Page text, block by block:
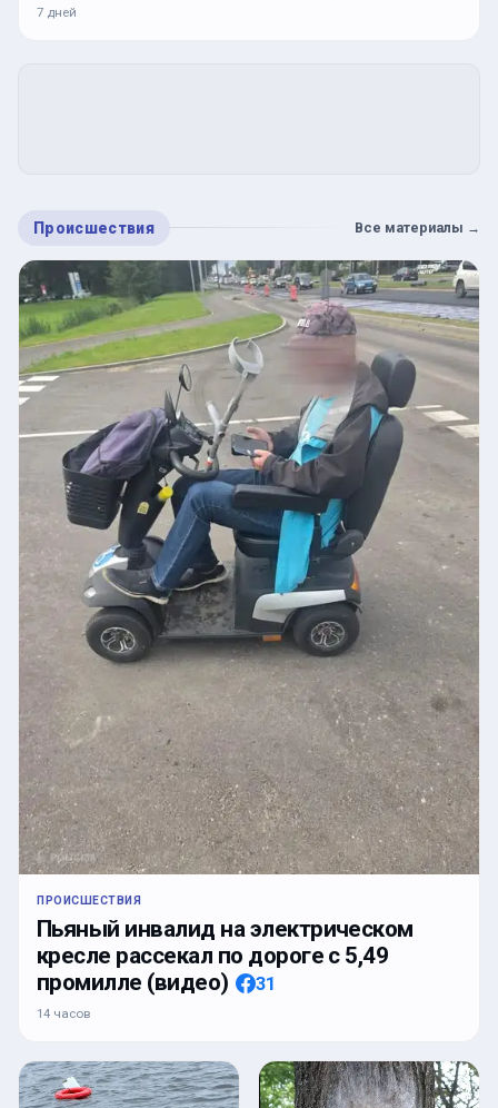
7 дней
Происшествия Все материалы →
ПРОИСШЕСТВИЯ
Пьяный инвалид на электрическом
кресле рассекал по дороге с 5,49
промилле (видео)
31
14 часов